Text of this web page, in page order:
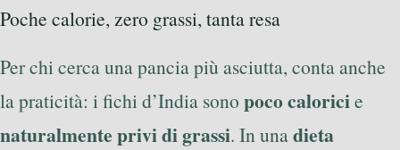
Poche calorie, zero grassi, tanta resa
Per chi cerca una pancia più asciutta, conta anche
la praticità: i fichi d’India sono poco caloricie
naturalmente privi di grassi. In unadieta